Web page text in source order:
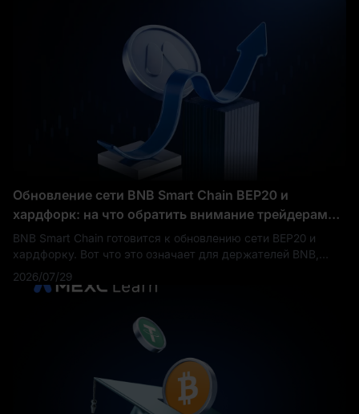
устоявшуюся пользовательскую базу и инфраструктуру
Обновление сети BNB Smart Chain BEP20 и
хардфорк: на что обратить внимание трейдерам
BNB
BNB Smart Chain готовится к обновлению сети BEP20 и
хардфорку. Вот что это означает для держателей BNB,
депозитов, выводов, валидаторов и рыночных настроений.
2026/07/29